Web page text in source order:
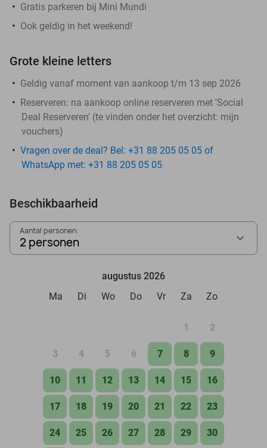
Gratis parkeren bij Mini Mundi
Ook geldig in het weekend!
Grote kleine letters
Geldig vanaf moment van aankoop t/m 13 sep 2026
Reserveren: na aankoop online reserveren met 'Social
Deal Reserveren' (te vinden onder het overzicht: mijn
vouchers)
Vragen over de deal? Bel: +31 88 205 05 05 of
WhatsApp met: +31 88 205 05 05
Beschikbaarheid
Aantal personen:
2 personen
augustus 2026
Ma
Di Wo Do Vr Za Zo
1 2
3 4 5 6 7 8 9
10 11 12 13 14 15 16
17 18 19 20 21 22 23
24 25 26 27 28 29 30